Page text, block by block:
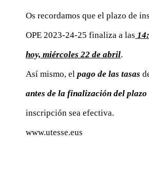
Os recordamos que el plazo de
OPE 2023-24-25 finaliza a las
hoy, miércoles 22 de abril.
Así mismo, elpago de las tasas
antes de la finalización del plazo
inscripción sea efectiva.
www.utesse.eus